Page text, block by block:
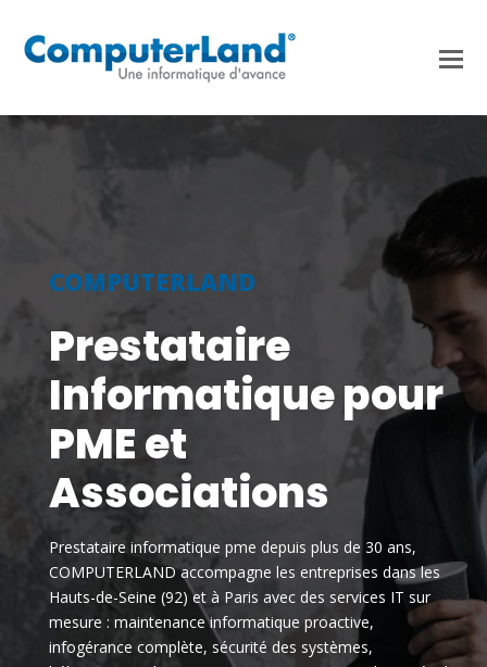
COMPUTERLAND
Prestataire
Informatique pour
PME et
Associations
Prestataire informatique pme depuis plus de 30 ans,
COMPUTERLAND accompagne les entreprises dans les
Hauts-de-Seine (92) et à Paris avec des services IT sur
mesure : maintenance informatique proactive,
infogérance complète, sécurité des systèmes,